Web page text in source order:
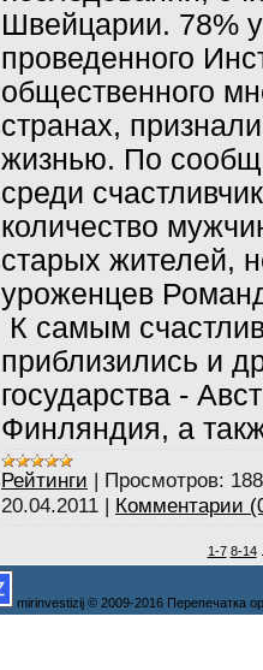
Швейцарии. 78%
проведенного
общественного
странах,
жизнью. По
среди
количество
старых жителей,
уроженцев
К самым
приблизились и
государства -
Финляндия, а
Рейтинги | Просмотров:
20.04.2011 | Комментарии
1-7 8-14
mirinvestizij © 2009-2016 Перепечатка